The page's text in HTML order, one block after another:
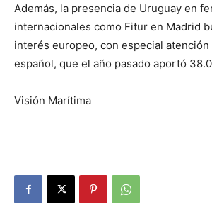
Además, la presencia de Uruguay en
internacionales como Fitur en Madrid
interés europeo, con especial atención
español, que el año pasado aportó
Visión Marítima